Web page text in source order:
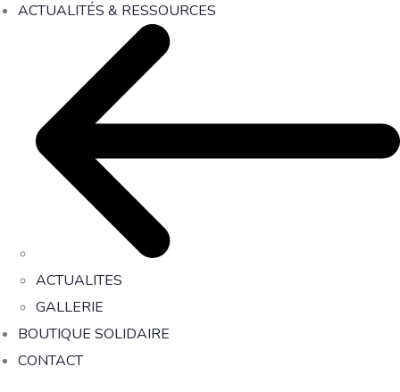
ACTUALITÉS & RESSOURCES
ACTUALITES
GALLERIE
BOUTIQUE SOLIDAIRE
CONTACT